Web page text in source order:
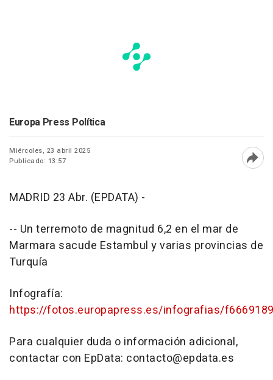
Europa Press Política
Miércoles, 23 abril 2025
Publicado: 13:57
MADRID 23 Abr. (EPDATA) -
-- Un terremoto de magnitud 6,2 en el mar de
Marmara sacude Estambul y varias provincias de
Turquía
Infografía:
https://fotos.europapress.es/infografias/
Para cualquier duda o información adicional,
contactar con EpData: contacto@epdata.es